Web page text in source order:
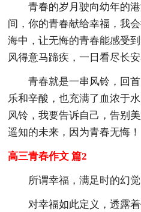
青春的岁月驶向幼年的
间，你的青春献给幸福，我
海中，让无悔的青春能感受
风得意马蹄疾，一日看尽长安
青春就是一串风铃，回
乐和辛酸，也充满了血浓于
风铃，我要告诉自己，告别
遥知的未来，因为青春无悔！
高三青春作文 篇2
所谓幸福，满足时的幻觉
对幸福如此定义，透露